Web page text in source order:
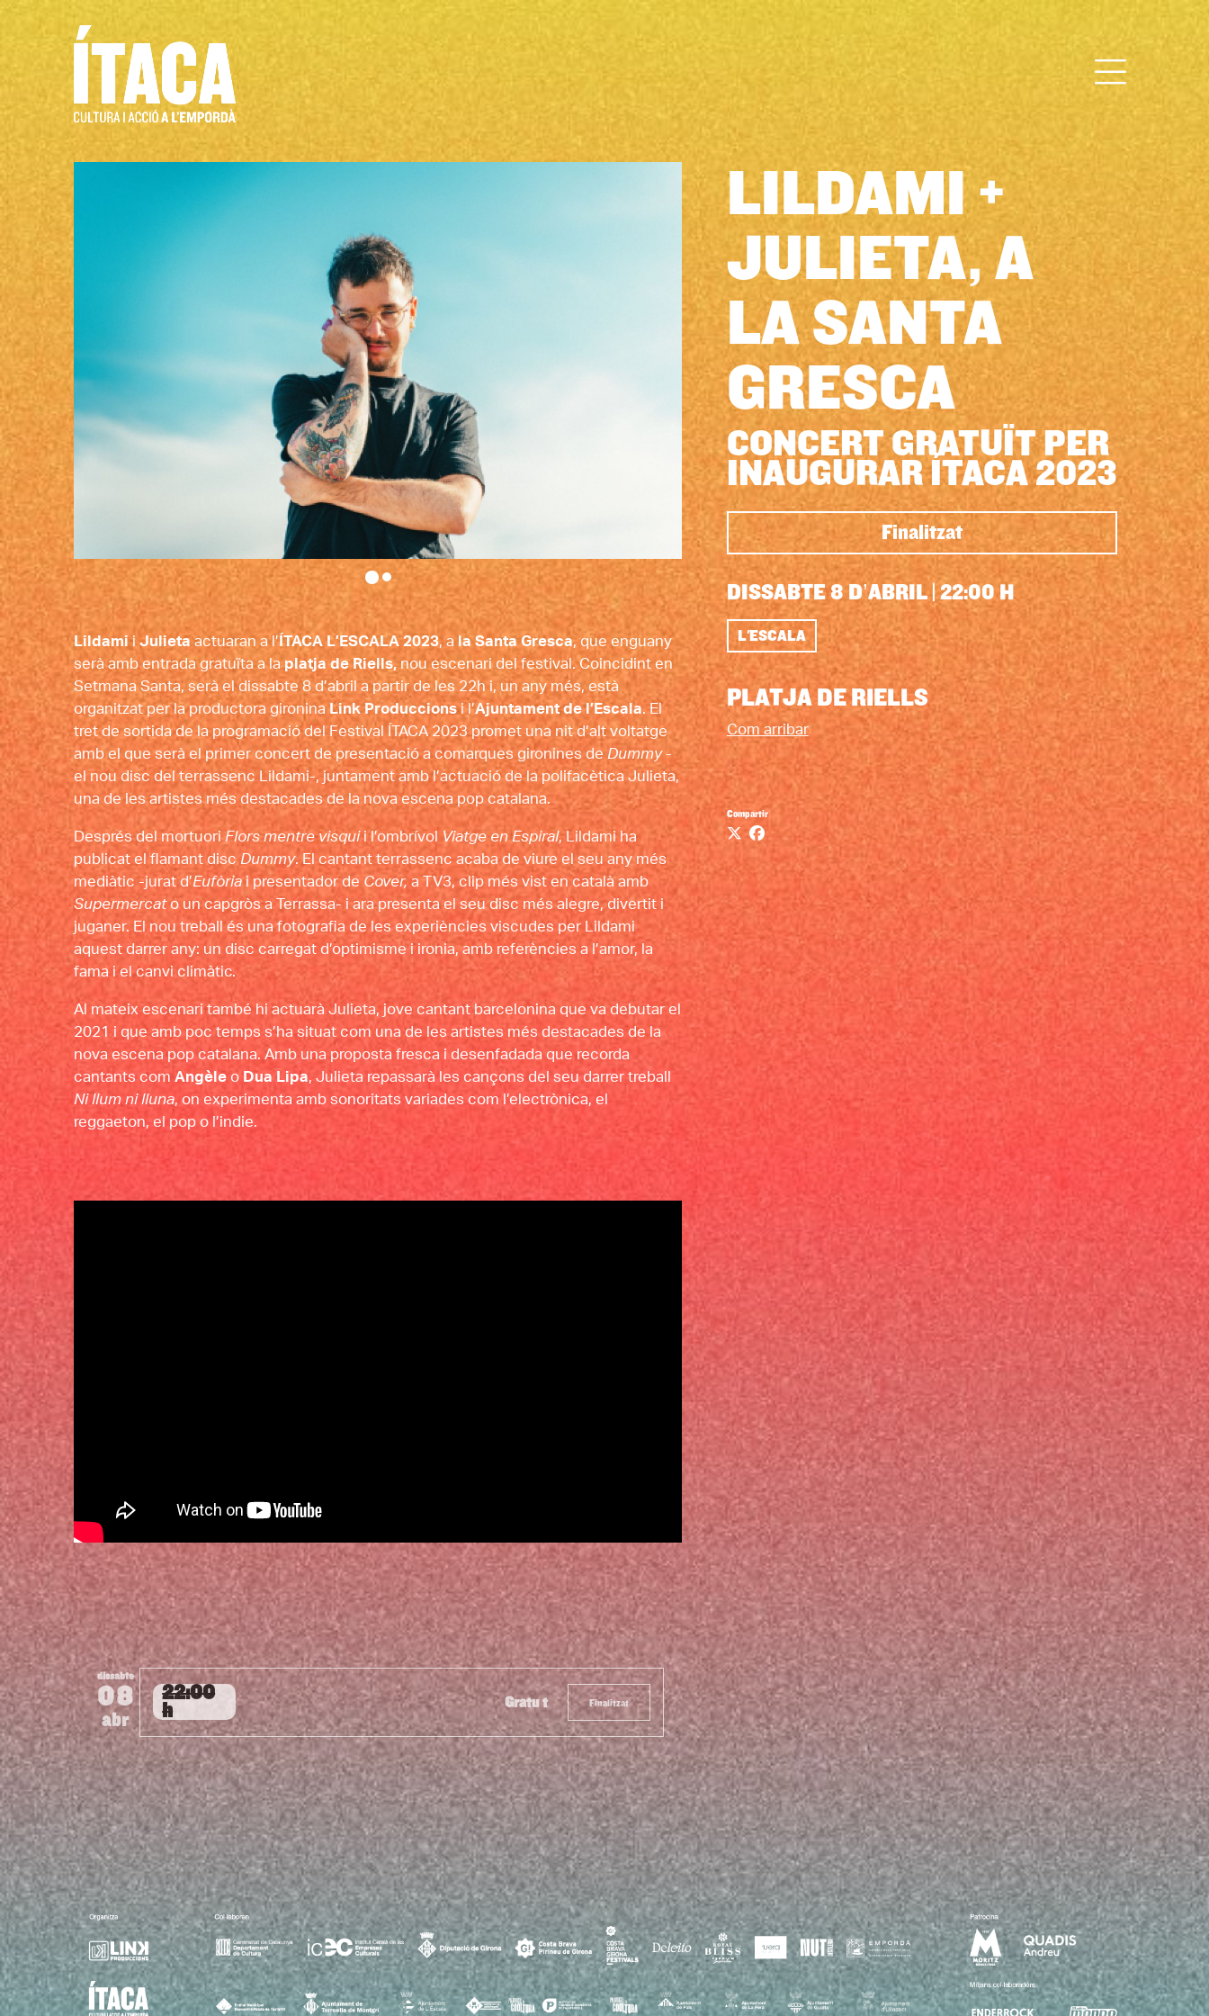
LILDAMI +
JULIETA, A
LA SANTA
GRESCA
CONCERT GRATUÏT PER
INAUGURAR ÍTACA 2023
Finalitzat
DISSABTE 8 D’ABRIL|22:00 H
L'ESCALA
PLATJA DE RIELLS
Com arribar
Compartir
Diapositiva 1 de 2: LILDAMI | © Pau Griera
Lildami i Julieta actuaran a l’ÍTACA L’ESCALA 2023, a la Santa Gresca, que enguany
serà amb entrada gratuïta a la platja de Riells, nou escenari del festival. Coincidint en
Setmana Santa, serà el dissabte 8 d’abril a partir de les 22h i, un any més, està
organitzat per la productora gironina Link Produccions i l’Ajuntament de l’Escala. El
tret de sortida de la programació del Festival ÍTACA 2023 promet una nit d’alt voltatge
amb el que serà el primer concert de presentació a comarques gironines de Dummy -
el nou disc del terrassenc Lildami-, juntament amb l’actuació de la polifacètica Julieta,
una de les artistes més destacades de la nova escena pop catalana.
Després del mortuori Flors mentre visqui i l’ombrívol Viatge en Espiral, Lildami ha
publicat el flamant disc Dummy. El cantant terrassenc acaba de viure el seu any més
mediàtic -jurat d’Eufòria i presentador de Cover,
Supermercat o un capgròs a Terrassa- i ara presenta el seu disc més alegre, divertit i
juganer. El nou treball és una fotografia de les experiències viscudes per Lildami
aquest darrer any: un disc carregat d’optimisme i ironia, amb referències a l’amor, la
fama i el canvi climàtic.
Al mateix escenari també hi actuarà Julieta, jove cantant barcelonina que va debutar el
2021 i que amb poc temps s’ha situat com una de les artistes més destacades de la
nova escena pop catalana. Amb una proposta fresca i desenfadada que recorda
cantants com Angèle o Dua Lipa
Ni llum ni lluna, on experimenta amb sonoritats variades com l’electrònica, el
reggaeton, el pop o l’indie.
dissabte
08
abr
22:00
h Gratuït Finalitzat